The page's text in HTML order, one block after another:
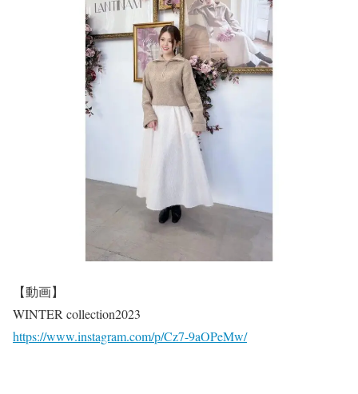
【動画】
WINTER collection2023
https://www.instagram.com/p/Cz7-9aOPeMw/